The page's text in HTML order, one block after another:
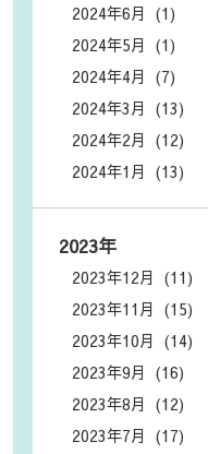
2024年6月 (1)
2024年5月 (1)
2024年4月 (7)
2024年3月 (13)
2024年2月 (12)
2024年1月 (13)
2023年
2023年12月 (11)
2023年11月 (15)
2023年10月 (14)
2023年9月 (16)
2023年8月 (12)
2023年7月 (17)